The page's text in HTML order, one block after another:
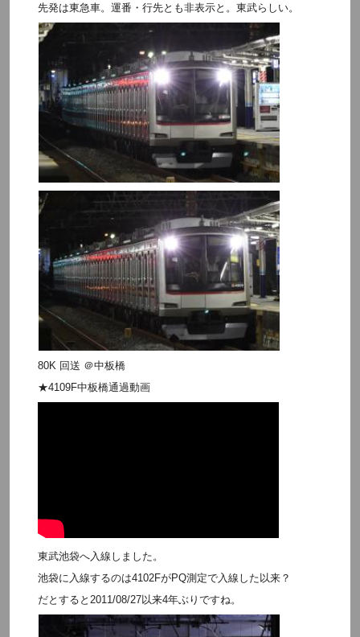
先発は東急車。運番・行先とも非表示と。東武らしい。
80K 回送 ＠中板橋
★4109F中板橋通過動画
東武池袋へ入線しました。
池袋に入線するのは4102FがPQ測定で入線した以来？
だとすると2011/08/27以来4年ぶりですね。